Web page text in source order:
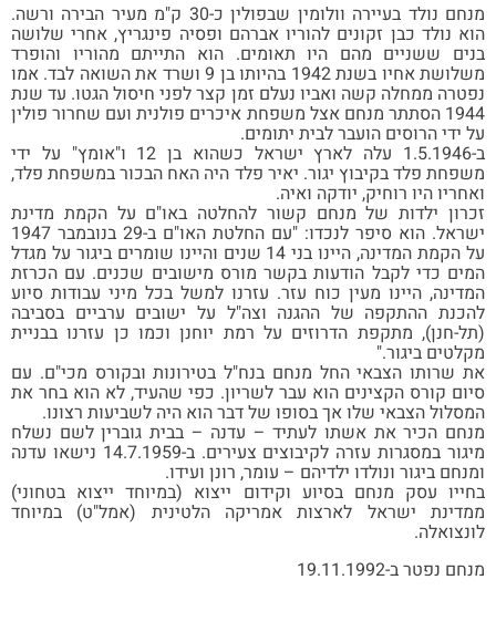
מנחם נולד בעיירה וולומין שבפולין כ-30 ק"מ מעיר הבירה ורשה.
נולד כבן זקונים להוריו אברהם ופסיה פינגריץ, אחרי שלושה
ששניים מהם היו תאומים. הוא התייתם מהוריו והופרד
משלושת אחיו בשנת 1942 בהיותו בן 9 ושרד את השואה לבד. אמו
ממחלה קשה ואביו נעלם זמן קצר לפני חיסול הגטו. עד שנת
1944 הסתתר מנחם אצל משפחת איכרים פולנית ועם שחרור פולין
הרוסים הועבר לבית יתומים.
ב-1.5.1946 עלה לארץ ישראל כשהוא בן 12 ו"אומץ" על ידי
פלד בקיבוץ יגור. יאיר פלד היה האח הבכור במשפחת פלד,
היו רוחיק, יודקה ואיה.
ילדות של מנחם קשור להחלטה באו"ם על הקמת מדינת
ישראל. הוא סיפר לנכדו: "עם החלטת האו"ם ב-29 בנובמבר 1947
על הקמת המדינה, היינו בני 14 שנים והיינו שומרים ביגור על מגדל
כדי לקבל הודעות בקשר מורס מישובים שכנים. עם הכרזת
היינו מעין כוח עזר. עזרנו למשל בכל מיני עבודות סיוע
ההתקפה של ההגנה וצה"ל על ישובים ערביים בסביבה
חנן), מתקפת הדרוזים על רמת יוחנן וכמו כן עזרנו בבניית
ביגור."
שרותו הצבאי החל מנחם בנח"ל בטירונות ובקורס מכי"ם. עם
קורס הקצינים הוא עבר לשריון. כפי שהעיד, לא הוא בחר את
הצבאי שלו אך בסופו של דבר הוא היה לשביעות רצונו.
הכיר את אשתו לעתיד – עדנה – בבית גוברין לשם נשלח
מיגור במסגרות עזרה לקיבוצים צעירים. ב-14.7.1959 נישאו עדנה
ביגור ונולדו ילדיהם – עומר, רונן ועידו.
עסק מנחם בסיוע וקידום ייצוא (במיוחד ייצוא בטחוני)
ישראל לארצות אמריקה הלטינית (אמל"ט) במיוחד
נפטר ב-19.11.1992